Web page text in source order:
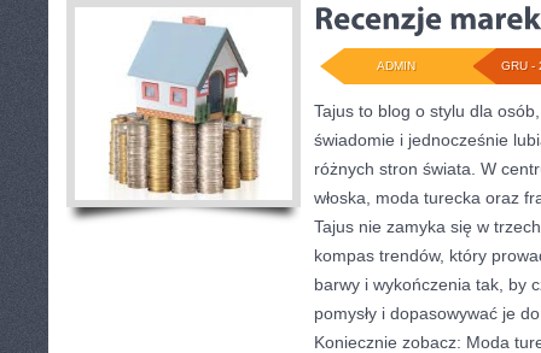
GRU -
ADMIN
Tajus to blog o stylu dla
świadomie i jednocześnie
różnych stron świata. W
włoska, moda turecka oraz
Tajus nie zamyka się w
kompas trendów, który
barwy i wykończenia tak, by
pomysły i dopasowywać je
Koniecznie zobacz: Moda